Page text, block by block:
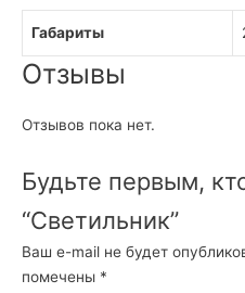
Габариты
Отзывы
Отзывов пока нет.
Будьте первым,
“Светильник”
Ваш e-mail не будет
помечены *